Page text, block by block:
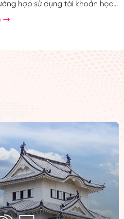
hợp sử dụng tài khoản học
đúng quy định. Để đảm bảo tính